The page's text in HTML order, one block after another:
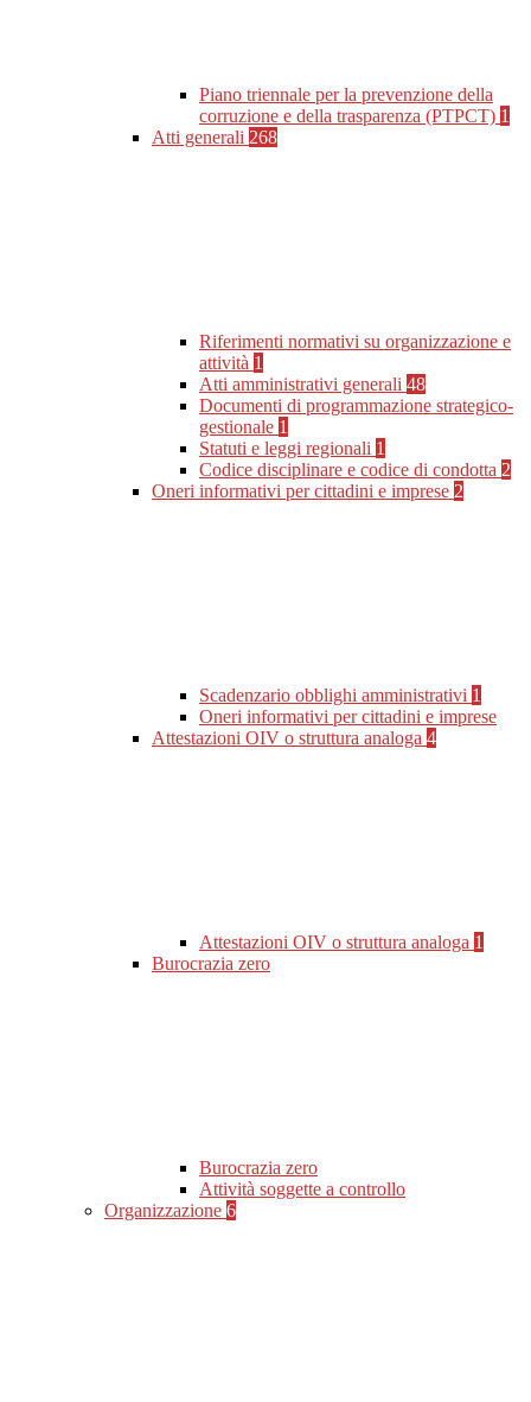
Piano triennale per la prevenzione della
corruzione e della trasparenza (PTPCT) 1
Atti generali 268
Riferimenti normativi su organizzazione e
attività 1
Atti amministrativi generali 48
Documenti di programmazione strategico-
gestionale 1
Statuti e leggi regionali 1
Codice disciplinare e codice di condotta 2
Oneri informativi per cittadini e imprese 2
Scadenzario obblighi amministrativi 1
Oneri informativi per cittadini e imprese
Attestazioni OIV o struttura analoga 4
Attestazioni OIV o struttura analoga 1
Burocrazia zero
Burocrazia zero
Attività soggette a controllo
Organizzazione 6